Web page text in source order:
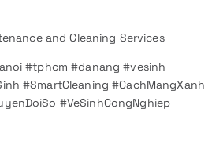
and Cleaning Services
#tphcm #danang #vesinh
#SmartCleaning #CachMangXanh
#VeSinhCongNghiep